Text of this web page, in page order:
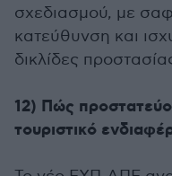
σχεδιασμού, με
κατεύθυνση και
δικλίδες
12) Πώς
τουριστικό